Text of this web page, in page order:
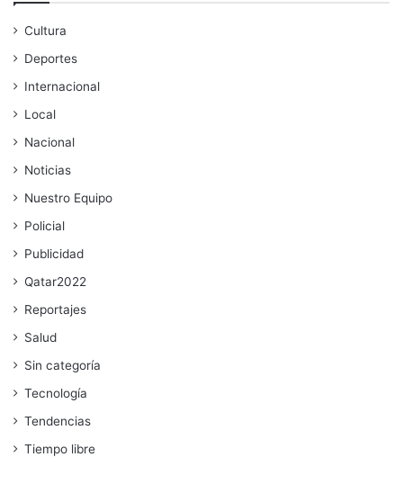
Cultura
Deportes
Internacional
Local
Nacional
Noticias
Nuestro Equipo
Policial
Publicidad
Qatar2022
Reportajes
Salud
Sin categoría
Tecnología
Tendencias
Tiempo libre